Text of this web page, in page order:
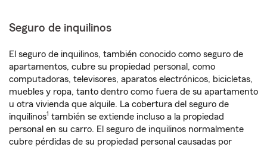
Seguro de inquilinos
El seguro de inquilinos, también conocido como seguro de
apartamentos, cubre su propiedad personal, como
computadoras, televisores, aparatos electrónicos, bicicletas,
muebles y ropa, tanto dentro como fuera de su apartamento
u otra vivienda que alquile. La cobertura del seguro de
inquilinos1 también se extiende incluso a la propiedad
personal en su carro. El seguro de inquilinos normalmente
cubre pérdidas de su propiedad personal causadas por